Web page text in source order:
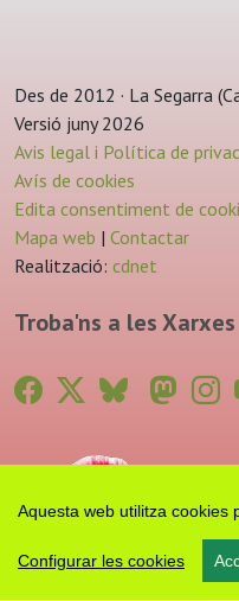
Aquesta web utilitza cookies
Configurar les cookies
Des de 2012 · La Segarra
Versió juny 2026
Avis legal i Política de
Avís de cookies
Edita consentiment de
Mapa web | Contactar
Realització: cdnet
Troba'ns a les Xarxes